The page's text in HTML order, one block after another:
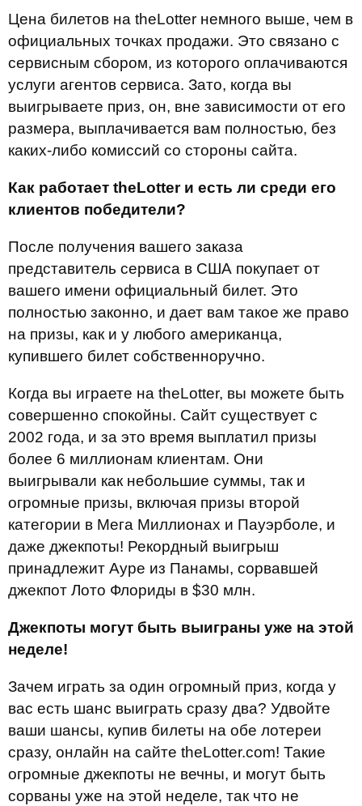
Цена билетов на theLotter немного выше, чем в
официальных точках продажи. Это связано с
сервисным сбором, из которого оплачиваются
услуги агентов сервиса. Зато, когда вы
выигрываете приз, он, вне зависимости от его
размера, выплачивается вам полностью, без
каких-либо комиссий со стороны сайта.
Как работает theLotter и есть ли среди его
клиентов победители?
После получения вашего заказа
представитель сервиса в США покупает от
вашего имени официальный билет. Это
полностью законно, и дает вам такое же право
на призы, как и у любого американца,
купившего билет собственноручно.
Когда вы играете на theLotter, вы можете быть
совершенно спокойны. Сайт существует с
2002 года, и за это время выплатил призы
более 6 миллионам клиентам. Они
выигрывали как небольшие суммы, так и
огромные призы, включая призы второй
категории в Мега Миллионах и Пауэрболе, и
даже джекпоты! Рекордный выигрыш
принадлежит Ауре из Панамы, сорвавшей
джекпот Лото Флориды в $30 млн.
Джекпоты могут быть выиграны уже на этой
неделе!
Зачем играть за один огромный приз, когда у
вас есть шанс выиграть сразу два? Удвойте
ваши шансы, купив билеты на обе лотереи
сразу, онлайн на сайте theLotter.com! Такие
огромные джекпоты не вечны, и могут быть
сорваны уже на этой неделе, так что не